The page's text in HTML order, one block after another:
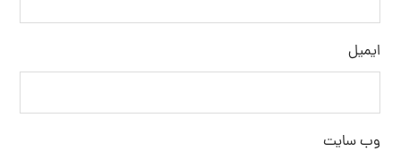
ایمیل
وب‌ سایت